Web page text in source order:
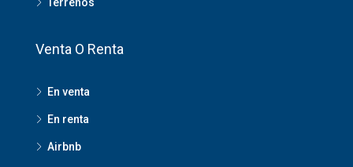
Venta O Renta
En venta
En renta
Airbnb